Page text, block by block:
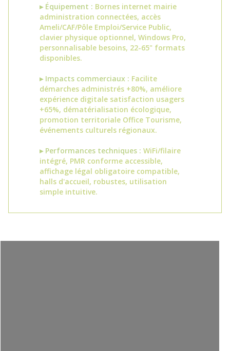
▸ Équipement : Bornes internet mairie
administration connectées, accès
Ameli/CAF/Pôle Emploi/Service Public,
clavier physique optionnel, Windows Pro,
personnalisable besoins, 22-65" formats
disponibles.
▸ Impacts commerciaux : Facilite
démarches administrés +80%, améliore
expérience digitale satisfaction usagers
+65%, dématérialisation écologique,
promotion territoriale Office Tourisme,
événements culturels régionaux.
▸ Performances techniques : WiFi/filaire
intégré, PMR conforme accessible,
affichage légal obligatoire compatible,
halls d'accueil, robustes, utilisation
simple intuitive.